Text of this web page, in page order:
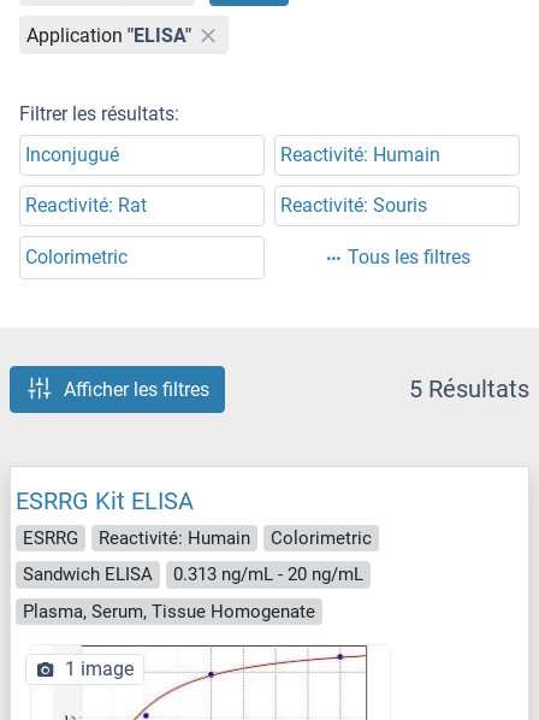
Application "ELISA"
Filtrer les résultats:
Inconjugué
Reactivité: Humain
Reactivité: Rat Reactivité: Souris
Colorimetric Tous les filtres
Afficher les filtres 5 Résultats
ESRRG Kit ELISA
ESRRG Reactivité: Humain
Colorimetric
Sandwich ELISA
0.313 ng/mL - 20 ng/mL
Plasma, Serum, Tissue Homogenate
1 image